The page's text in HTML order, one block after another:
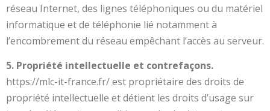
réseau Internet, des lignes téléphoniques ou du matériel
informatique et de téléphonie lié notamment à
l’encombrement du réseau empêchant l’accès au serveur.
5. Propriété intellectuelle et contrefaçons.
https://mlc-it-france.fr/ est propriétaire des droits de
propriété intellectuelle et détient les droits d’usage sur